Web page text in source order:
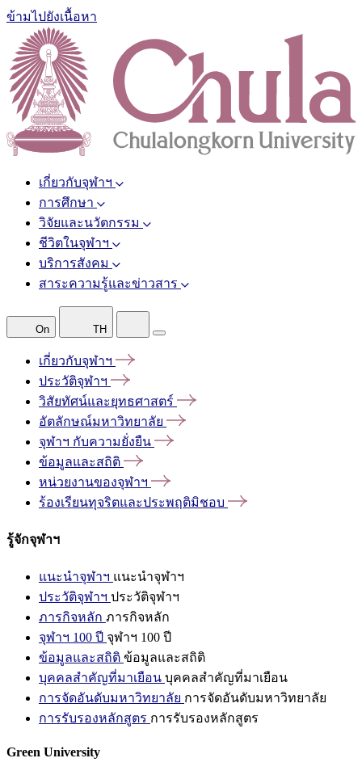
ข้ามไปยังเนื้อหา
เกี่ยวกับจุฬาฯ
การศึกษา
วิจัยและนวัตกรรม
ชีวิตในจุฬาฯ
บริการสังคม
สาระความรู้และข่าวสาร
On TH
เกี่ยวกับจุฬาฯ
ประวัติจุฬาฯ
วิสัยทัศน์และยุทธศาสตร์
อัตลักษณ์มหาวิทยาลัย
จุฬาฯ กับความยั่งยืน
ข้อมูลและสถิติ
หน่วยงานของจุฬาฯ
ร้องเรียนทุจริตและประพฤติมิชอบ
รู้จักจุฬาฯ
แนะนำจุฬาฯ แนะนำจุฬาฯ
ประวัติจุฬาฯ ประวัติจุฬาฯ
ภารกิจหลัก ภารกิจหลัก
จุฬาฯ 100 ปี จุฬาฯ 100 ปี
ข้อมูลและสถิติ ข้อมูลและสถิติ
บุคคลสำคัญที่มาเยือน บุคคลสำคัญที่มาเยือน
การจัดอันดับมหาวิทยาลัย การจัดอันดับมหาวิทยาลัย
การรับรองหลักสูตร การรับรองหลักสูตร
Green University